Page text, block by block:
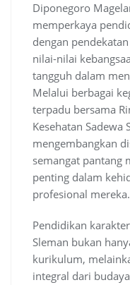
Diponegoro
memperkaya
dengan
nilai-nilai
tangguh dalam
Melalui berbagai
terpadu bersama
Kesehatan
mengembangkan
semangat pantang
penting dalam
profesional mereka.
Pendidikan
Sleman bukan
kurikulum,
integral dari